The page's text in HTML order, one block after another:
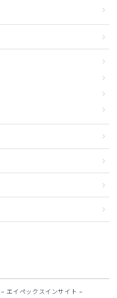
エイペックスインサイト –